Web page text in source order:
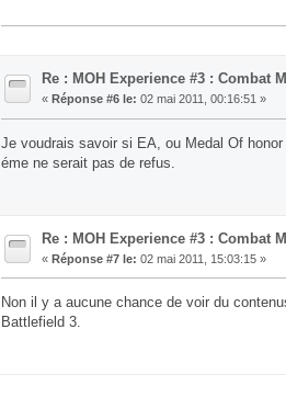
Re : MOH Experience #3 : Combat
« Réponse #6 le: 02 mai 2011, 00:16:51 »
Je voudrais savoir si EA, ou Medal Of
éme ne serait pas de refus.
Re : MOH Experience #3 : Combat
« Réponse #7 le: 02 mai 2011, 15:03:15 »
Non il y a aucune chance de voir du
Battlefield 3.